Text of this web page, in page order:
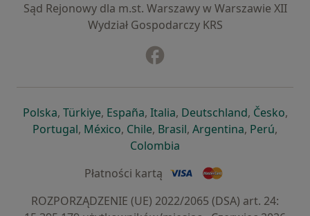
Sąd Rejonowy dla m.st. Warszawy w Warszawie XII
Wydział Gospodarczy KRS
Polskaotwiera się w nowej karcie
, Türkiyeotwiera się w nowej karcie
, Españaotwiera się w nowej karcie
, Italiaotwiera się w nowej
, Deutschlandotwiera się
, Česko,
Portugalotwiera się w nowej karcie
, Méxicootwiera się w nowej karcie
, Chileotwiera się w nowej karcie
, Brasilotwiera się w nowej
, Argentinaotwiera się
, Perú,
Colombia
Płatności kartą
ROZPORZĄDZENIE (UE) 2022/2065 (DSA) art. 24: